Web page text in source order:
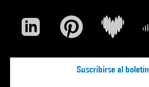
Suscribirse al boletín